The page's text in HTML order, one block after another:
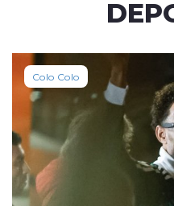
Colo Colo